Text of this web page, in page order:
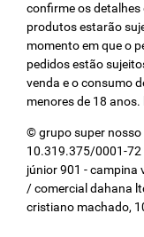
confirme os
produtos estarão
momento em que o
pedidos estão
venda e o consumo
menores de 18
© grupo super
10.319.375/0001-72
júnior 901 - campina
/ comercial dahana
cristiano machado,